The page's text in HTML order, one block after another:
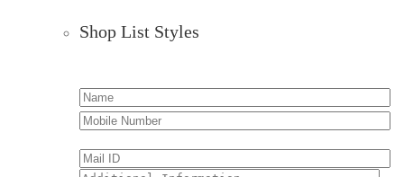
Shop List Styles